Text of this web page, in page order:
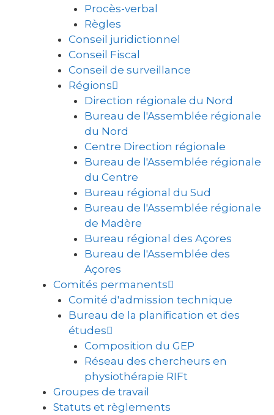
Procès-verbal
Règles
Conseil juridictionnel
Conseil Fiscal
Conseil de surveillance
Régions
Direction régionale du Nord
Bureau de l'Assemblée régionale
du Nord
Centre Direction régionale
Bureau de l'Assemblée régionale
du Centre
Bureau régional du Sud
Bureau de l'Assemblée régionale
de Madère
Bureau régional des Açores
Bureau de l'Assemblée des
Açores
Comités permanents
Comité d'admission technique
Bureau de la planification et des
études
Composition du GEP
Réseau des chercheurs en
physiothérapie RIFt
Groupes de travail
Statuts et règlements